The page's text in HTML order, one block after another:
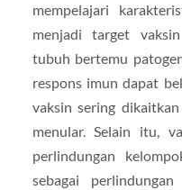
mempelajari
menjadi target
tubuh bertemu
respons imun dapat
vaksin sering
menular. Selain itu,
perlindungan
sebagai